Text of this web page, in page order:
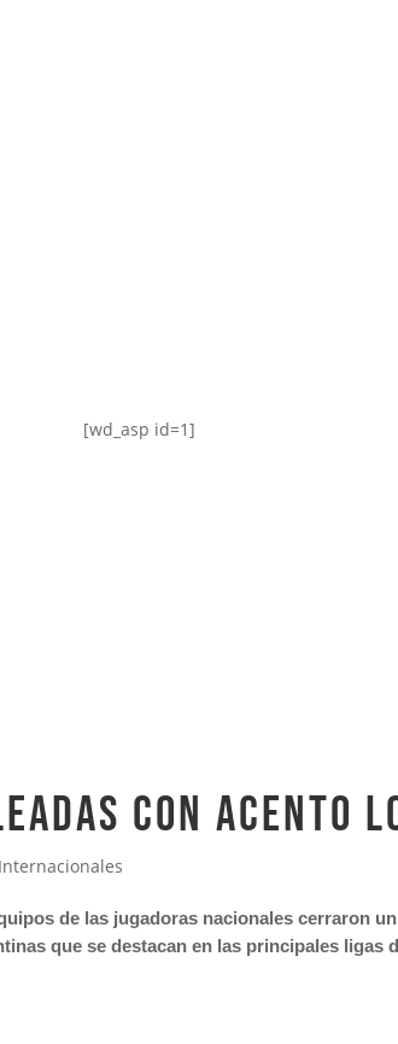
[wd_asp id=1]
con acento
de las jugadoras nacionales cerraron
que se destacan en las principales ligas